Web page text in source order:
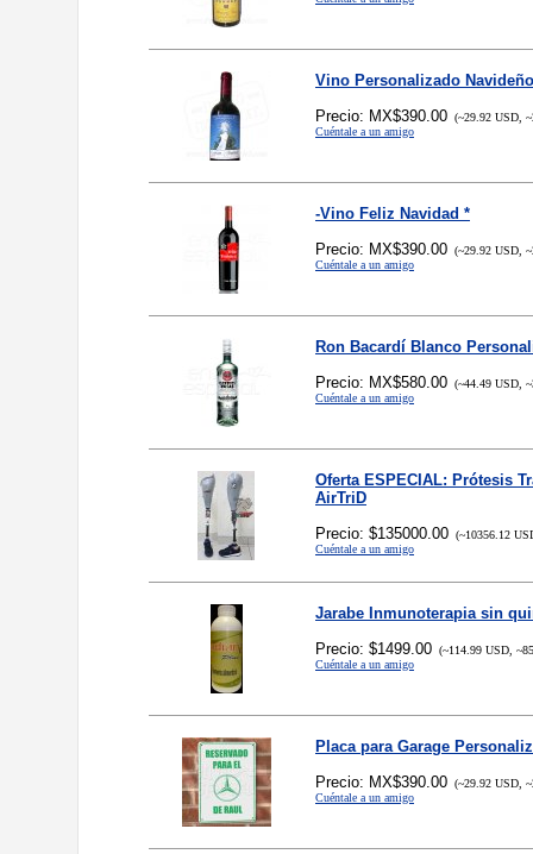
Vino Personalizado Navideño
Precio: MX$390.00 (~29.92 USD,
Cuéntale a un amigo
-Vino Feliz Navidad *
Precio: MX$390.00 (~29.92 USD,
Cuéntale a un amigo
Ron Bacardí Blanco
Precio: MX$580.00 (~44.49 USD,
Cuéntale a un amigo
Oferta ESPECIAL: Prótesis
AirTriD
Precio: $135000.00 (~10356.12
Cuéntale a un amigo
Jarabe Inmunoterapia sin
Precio: $1499.00 (~114.99 USD,
Cuéntale a un amigo
Placa para Garage
Precio: MX$390.00 (~29.92 USD,
Cuéntale a un amigo